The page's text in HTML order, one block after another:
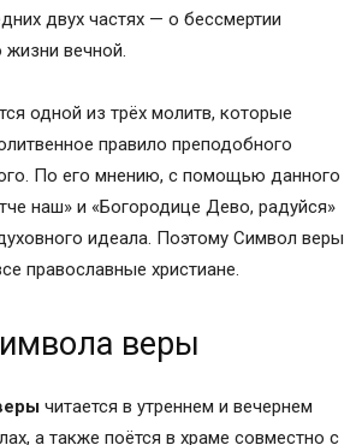
двух частях — о бессмертии
жизни вечной.
одной из трёх молитв, которые
правило преподобного
По его мнению, с помощью данного
наш» и «Богородице Дево, радуйся»
идеала. Поэтому Символ веры
православные христиане.
веры
читается в утреннем и вечернем
а также поётся в храме совместно с